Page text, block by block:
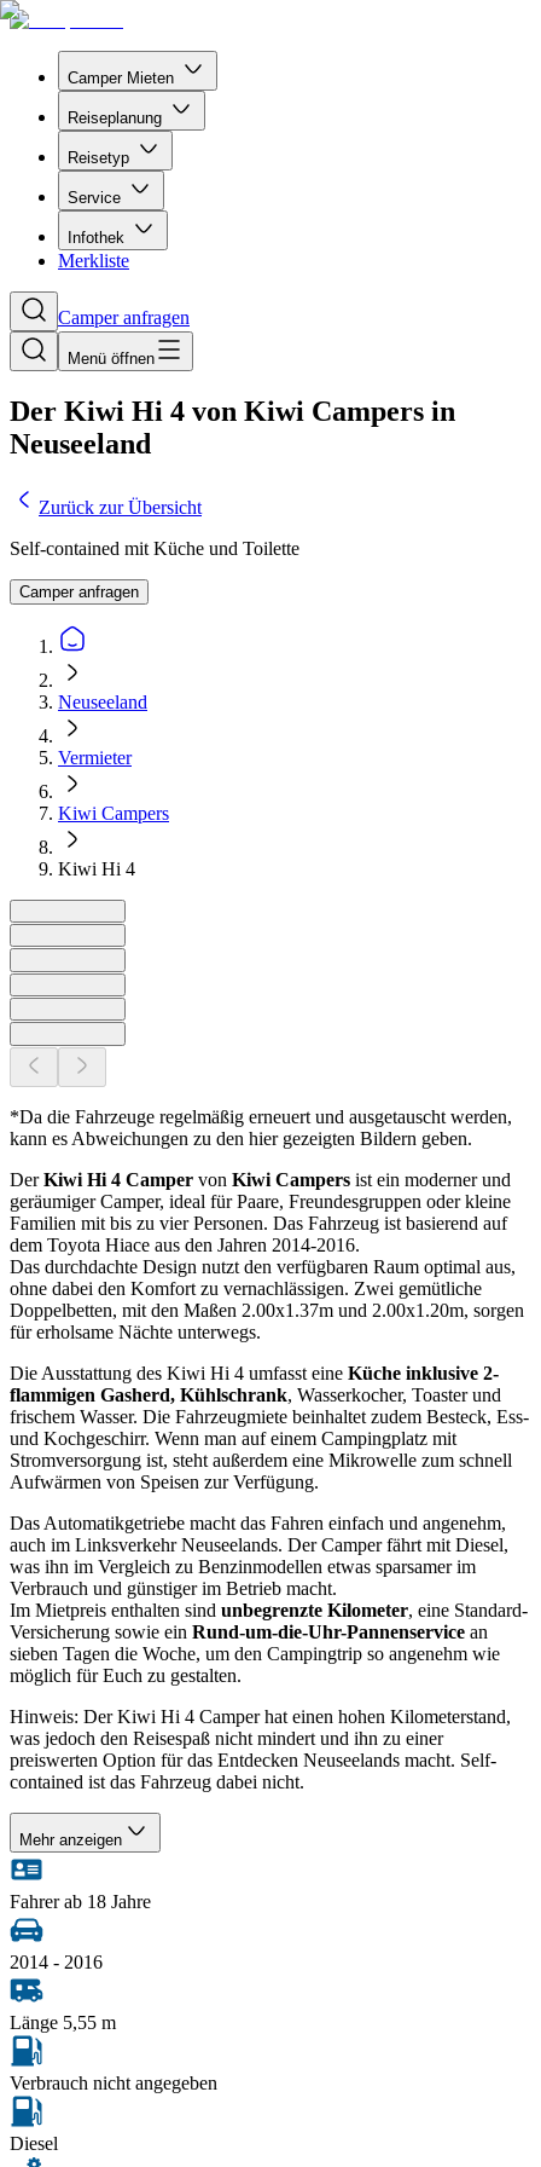
Camper Mieten
Reiseplanung
Reisetyp
Service
Infothek
Merkliste
Camper anfragen
Menü öffnen
Der Kiwi Hi 4 von Kiwi Campers in
Neuseeland
Zurück zur Übersicht
Self-contained mit Küche und Toilette
Camper anfragen
Neuseeland
Vermieter
Kiwi Campers
Kiwi Hi 4
*Da die Fahrzeuge regelmäßig erneuert und ausgetauscht werden,
kann es Abweichungen zu den hier gezeigten Bildern geben.
DerKiwi Hi 4 Camper von Kiwi Campers ist ein moderner und
geräumiger Camper, ideal für Paare, Freundesgruppen oder kleine
Familien mit bis zu vier Personen. Das Fahrzeug ist basierend auf
dem Toyota Hiace aus den Jahren 2014-2016.
Das durchdachte Design nutzt den verfügbaren Raum optimal aus,
ohne dabei den Komfort zu vernachlässigen. Zwei gemütliche
Doppelbetten, mit den Maßen 2.00x1.37m und 2.00x1.20m, sorgen
für erholsame Nächte unterwegs.
Die Ausstattung des Kiwi Hi 4 umfasst eine Küche inklusive 2-
flammigen Gasherd, Kühlschrank, Wasserkocher, Toaster und
frischem Wasser. Die Fahrzeugmiete beinhaltet zudem Besteck, Ess-
und Kochgeschirr. Wenn man auf einem Campingplatz mit
Stromversorgung ist, steht außerdem eine Mikrowelle zum schnell
Aufwärmen von Speisen zur Verfügung.
Das Automatikgetriebe macht das Fahren einfach und angenehm,
auch im Linksverkehr Neuseelands. Der Camper fährt mit Diesel,
was ihn im Vergleich zu Benzinmodellen etwas sparsamer im
Verbrauch und günstiger im Betrieb macht.
Im Mietpreis enthalten sind unbegrenzte Kilometer, eine Standard-
Versicherung sowie ein Rund-um-die-Uhr-Pannenservice an
sieben Tagen die Woche, um den Campingtrip so angenehm wie
möglich für Euch zu gestalten.
Hinweis: Der Kiwi Hi 4 Camper hat einen hohen Kilometerstand,
was jedoch den Reisespaß nicht mindert und ihn zu einer
preiswerten Option für das Entdecken Neuseelands macht. Self-
contained ist das Fahrzeug dabei nicht.
Mehr anzeigen
Fahrer ab 18 Jahre
2014 - 2016
Länge 5,55 m
Verbrauch nicht angegeben
Diesel